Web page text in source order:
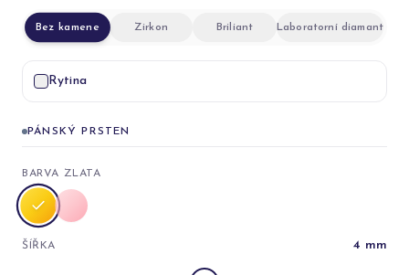
Bez kamene Zirkon Briliant Laboratorní diamant
Rytina
PÁNSKÝ PRSTEN
BARVA ZLATA
ŠÍŘKA 4 mm